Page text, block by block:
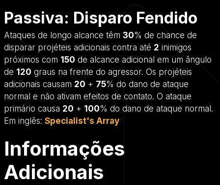
Passiva: Disparo Fendido
Ataques de longo alcance têm 30% de chance de
disparar projéteis adicionais contra até 2 inimigos
próximos com 150 de alcance adicional em um ângulo
de 120 graus na frente do agressor. Os projéteis
adicionais causam 20 + 75% do dano de ataque
normal e não ativam efeitos de contato. O ataque
primário causa 20 + 100% do dano de ataque normal.
Em inglês: Specialist's Array
Informações
Adicionais